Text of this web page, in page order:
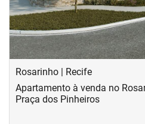
Rosarinho | Recife
Apartamento à venda no
Praça dos Pinheiros